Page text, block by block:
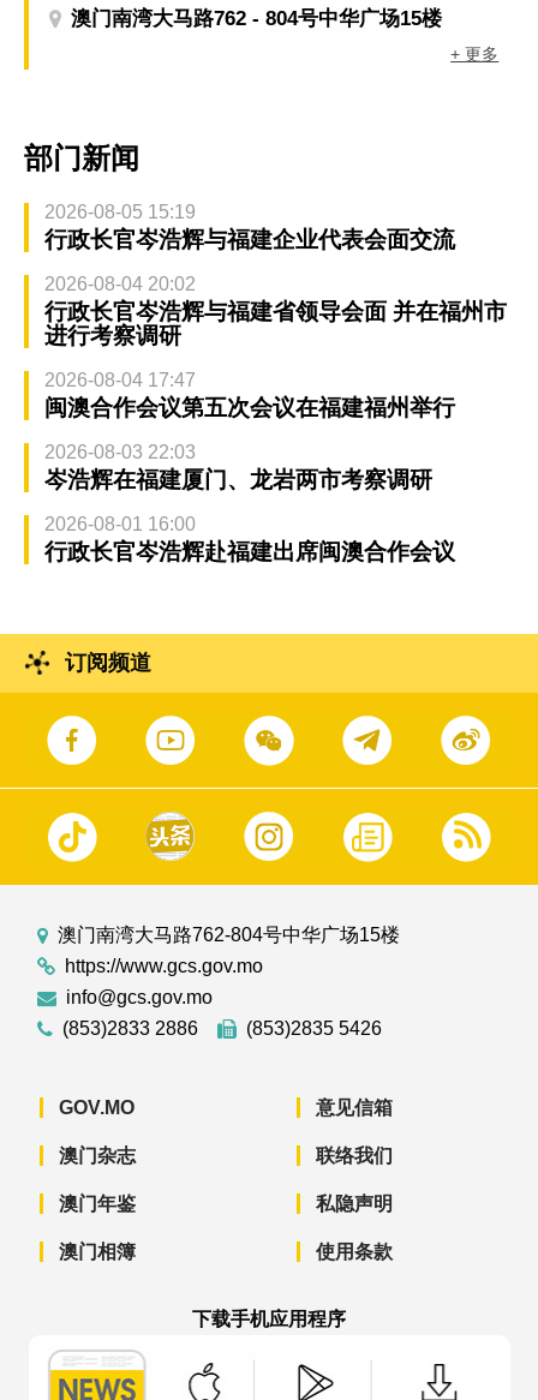
澳门南湾大马路762 - 804号中华广场15楼
+ 更多
部门新闻
2026-08-05 15:19
行政长官岑浩辉与福建企业代表会面交流
2026-08-04 20:02
行政长官岑浩辉与福建省领导会面 并在福州市
进行考察调研
2026-08-04 17:47
闽澳合作会议第五次会议在福建福州举行
2026-08-03 22:03
岑浩辉在福建厦门、龙岩两市考察调研
2026-08-01 16:00
行政长官岑浩辉赴福建出席闽澳合作会议
订阅频道
澳门南湾大马路762-804号中华广场15楼
https://www.gcs.gov.mo
info@gcs.gov.mo
(853)2833 2886
(853)2835 5426
GOV.MO
澳门杂志
澳门年鉴
澳门相簿
意见信箱
联络我们
私隐声明
使用条款
下载手机应用程序